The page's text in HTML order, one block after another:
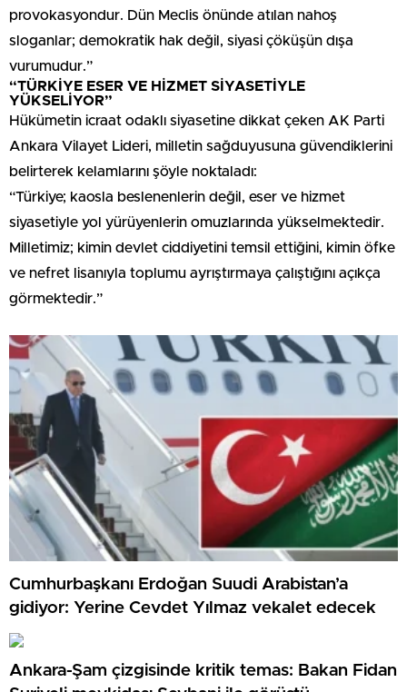
provokasyondur. Dün Meclis önünde atılan nahoş
sloganlar; demokratik hak değil, siyasi çöküşün dışa
vurumudur.”
“TÜRKİYE ESER VE HİZMET SİYASETİYLE
YÜKSELİYOR”
Hükümetin icraat odaklı siyasetine dikkat çeken AK Parti
Ankara Vilayet Lideri, milletin sağduyusuna güvendiklerini
belirterek kelamlarını şöyle noktaladı:
“Türkiye; kaosla beslenenlerin değil, eser ve hizmet
siyasetiyle yol yürüyenlerin omuzlarında yükselmektedir.
Milletimiz; kimin devlet ciddiyetini temsil ettiğini, kimin öfke
ve nefret lisanıyla toplumu ayrıştırmaya çalıştığını açıkça
görmektedir.”
Cumhurbaşkanı Erdoğan Suudi Arabistan’a
gidiyor: Yerine Cevdet Yılmaz vekalet edecek
Ankara-Şam çizgisinde kritik temas: Bakan Fidan